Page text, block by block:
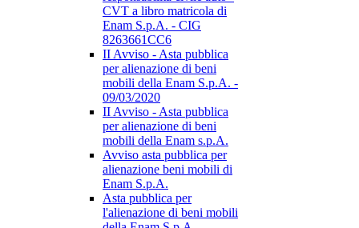
CVT a libro matricola di
Enam S.p.A. - CIG
8263661CC6
II Avviso - Asta pubblica
per alienazione di beni
mobili della Enam S.p.A. -
09/03/2020
II Avviso - Asta pubblica
per alienazione di beni
mobili della Enam s.p.A.
Avviso asta pubblica per
alienazione beni mobili di
Enam S.p.A.
Asta pubblica per
l'alienazione di beni mobili